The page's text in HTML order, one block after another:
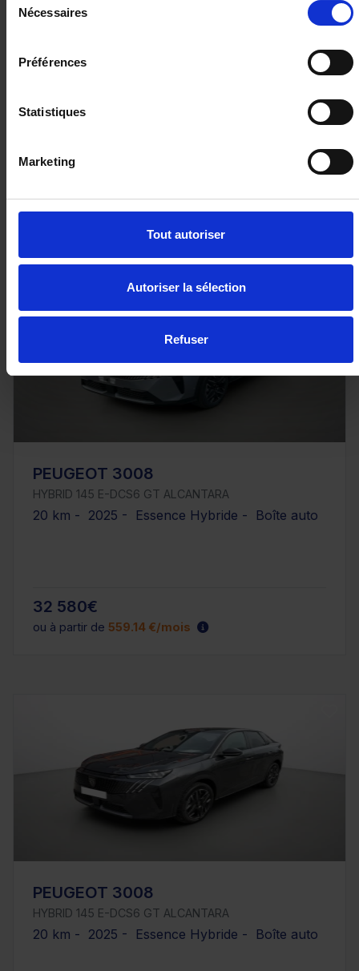
Nécessaires
Préférences
Statistiques
Marketing
Tout autoriser
Autoriser la sélection
Refuser
DACIA DUSTER
CITY+PACK COLD
8 km - 2025 - Bicarburation essence / GPL -
PEUGEOT 3008
HYBRID 145 E-DCS6 GT ALCANTARA
20 km - 2025 - Essence Hybride - Boîte auto
32 580€
ou à partir de 559.14 €/mois
PEUGEOT 3008
HYBRID 145 E-DCS6 GT ALCANTARA
20 km - 2025 - Essence Hybride - Boîte auto